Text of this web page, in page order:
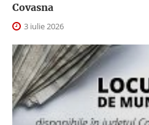
Covasna
3 iulie 2026